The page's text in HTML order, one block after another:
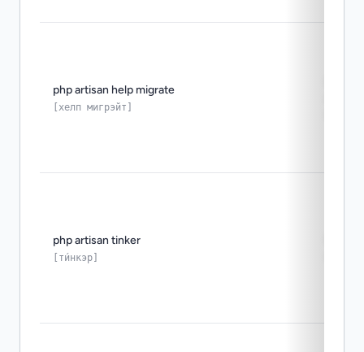
php artisan help migrate
[хелп мигрэйт]
php artisan tinker
[ти́нкэр]